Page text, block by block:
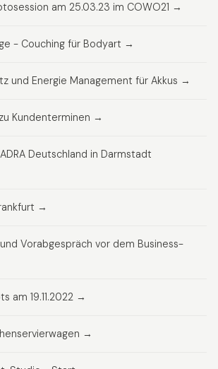
am 25.03.23 im COWO21 →
- Couching für Bodyart →
und Energie Management für Akkus →
Kundenterminen →
Deutschland in Darmstadt
→
Vorabgespräch vor dem Business-
am 19.11.2022 →
→